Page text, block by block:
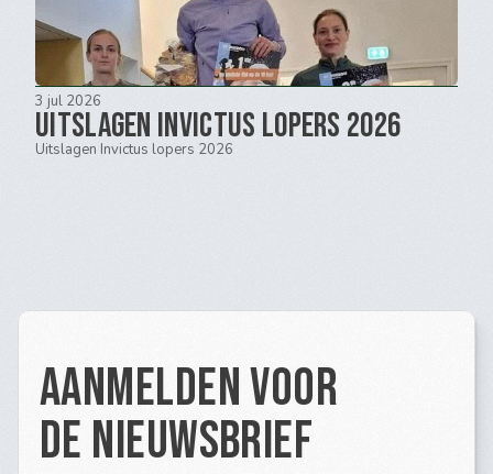
3 jul 2026
Uitslagen Invictus lopers 2026
Uitslagen Invictus lopers 2026
Aanmelden voor
de nieuwsbrief